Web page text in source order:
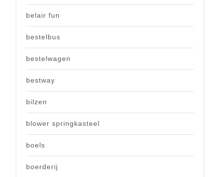
belair fun
bestelbus
bestelwagen
bestway
bilzen
blower springkasteel
boels
boerderij